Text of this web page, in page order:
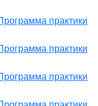
практики
практики
практики